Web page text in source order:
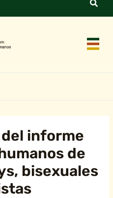
informe
de
bisexuales